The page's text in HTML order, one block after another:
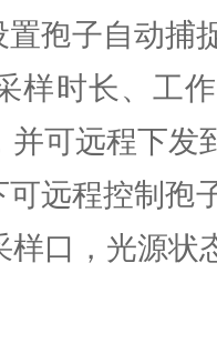
孢子自动捕
样时长、工
并可远程下发
远程控制孢
样口，光源状